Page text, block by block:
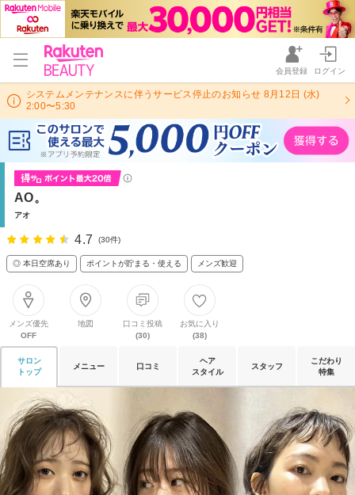
会員登録 ログイン
システムメンテナンスに伴うサービス停止のお知らせ 8月12日 (水)
2:00〜5:30
AO。
アオ
4.7 (30件)
◎ 本日空席あり ポイントが貯まる・使える メンズ歓迎
メンズ優先
OFF
地図
口コミ投稿
(30)
お気に入り
(38)
サロン
トップ
メニュー 口コミ
ヘア
スタイル
スタッフ
こだわり
特集